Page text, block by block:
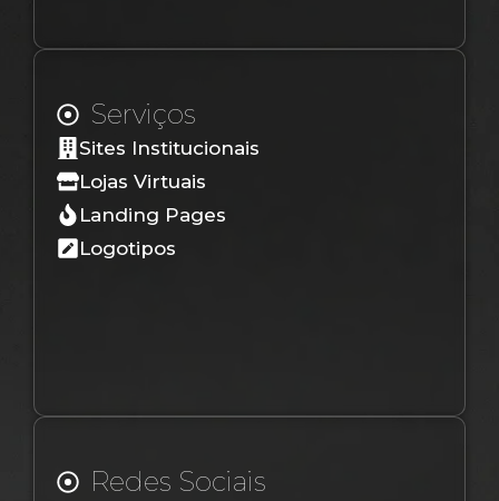
Serviços
Sites Institucionais
Lojas Virtuais
Landing Pages
Logotipos
Redes Sociais